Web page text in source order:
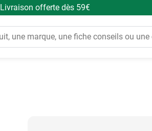
Livraison offerte dès 59€